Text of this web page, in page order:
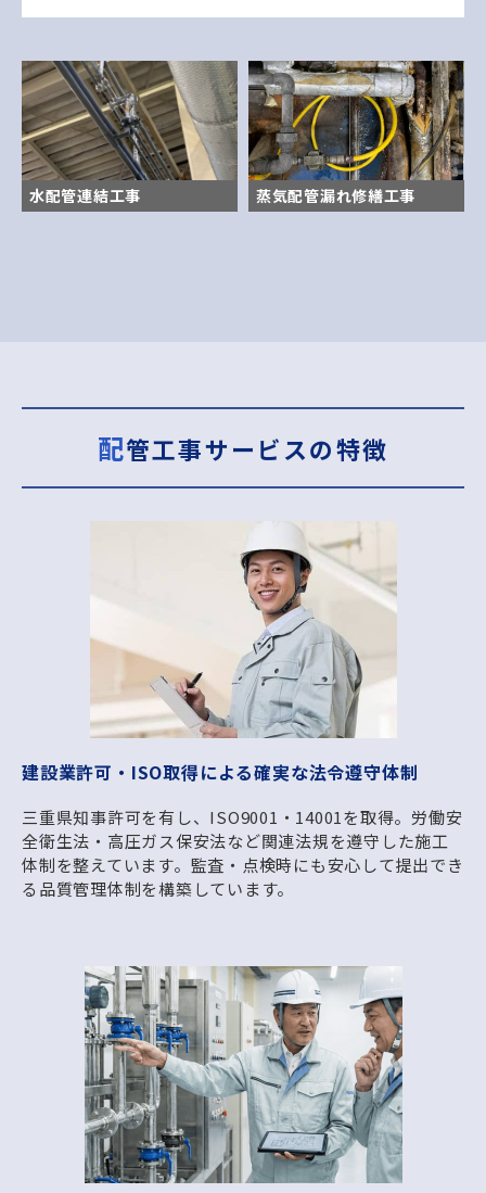
水配管連結工事 蒸気配管漏れ修繕工事
配管工事サービスの特徴
建設業許可・ISO取得による確実な法令遵守体制
三重県知事許可を有し、ISO9001・14001を取得。労働安
全衛生法・高圧ガス保安法など関連法規を遵守した施工
体制を整えています。監査・点検時にも安心して提出でき
る品質管理体制を構築しています。